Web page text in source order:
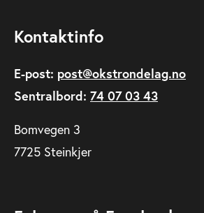
Kontaktinfo
E-post: post@okstrondelag.no
Sentralbord: 74 07 03 43
Bomvegen 3
7725 Steinkjer